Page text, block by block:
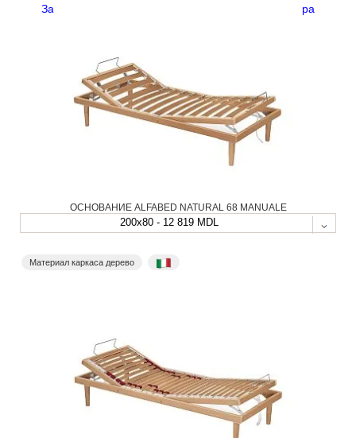
Запатентованная система шокового аммортизатора
ОСНОВАНИЕ ALFABED NATURAL 68 MANUALE
200x80 - 12 819 MDL
Материал каркаса дерево